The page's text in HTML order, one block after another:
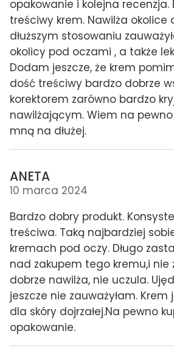
opakowanie i kolejna recenzja.
treściwy krem. Nawilża okolice
dłuższym stosowaniu
okolicy pod oczami , a także
Dodam jeszcze, że krem
dość treściwy bardzo dobrze
korektorem zarówno bardzo
nawilżającym. Wiem na
mną na dłużej.
ANETA
10 marca 2024
Bardzo dobry produkt.
treściwa. Taką najbardziej
kremach pod oczy. Długo
nad zakupem tego kremu,i nie
dobrze nawilża, nie uczula.
jeszcze nie zauważyłam. Krem
dla skóry dojrzałej.Na pewno
opakowanie.